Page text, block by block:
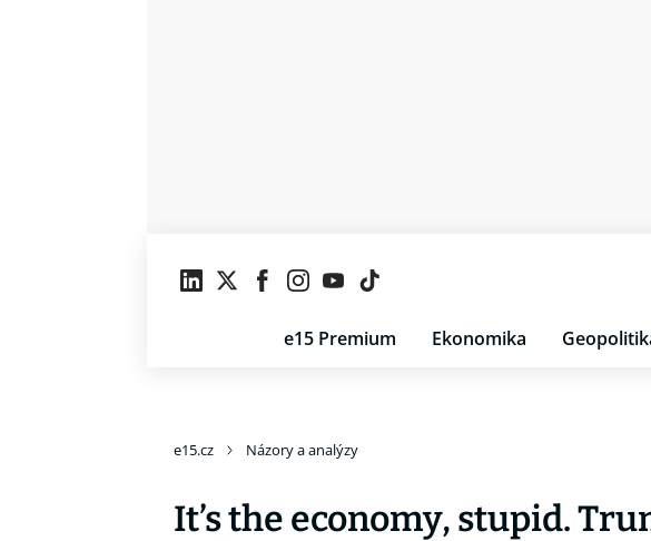
e15 Premium Ekonomika
e15.cz Názory a analýzy
It’s the economy, stupid.